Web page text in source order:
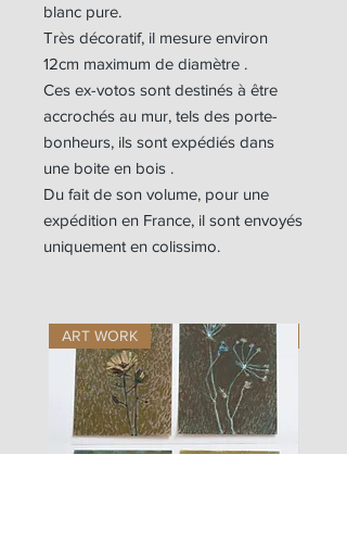
blanc pure.
Très décoratif, il mesure environ
12cm maximum de diamètre .
Ces ex-votos sont destinés à être
accrochés au mur, tels des porte-
bonheurs, ils sont expédiés dans
une boite en bois .
Du fait de son volume, pour une
expédition en France, il sont envoyés
uniquement en colissimo.
ART WORK